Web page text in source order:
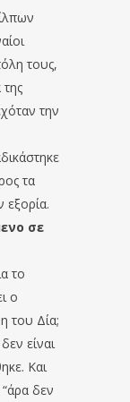
τους,
της
την
τα
εξορία.
σε
το
ο
του Δία;
είναι
Και
δεν